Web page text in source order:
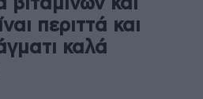
περιττά και
καλά